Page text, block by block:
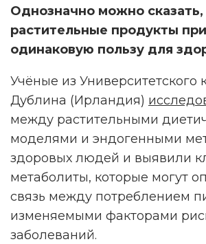
Однозначно можно сказать,
растительные продукты
одинаковую пользу для
Учёные из Университетского
Дублина (Ирландия)
между растительными
моделями и эндогенными
здоровых людей и выявили
метаболиты, которые могут
связь между потреблением
изменяемыми факторами
заболеваний.